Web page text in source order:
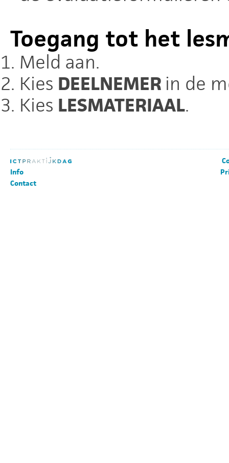
Toegang tot het
Meld aan.
Kies DEELNEMER in de
Kies LESMATERIAAL.
Info
Contact